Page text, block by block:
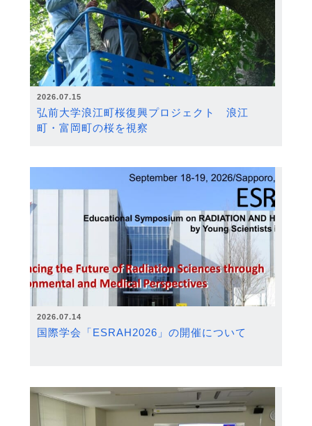
2026.07.15
弘前大学浪江町桜復興プロジェクト 浪江
町・富岡町の桜を視察
2026.07.14
国際学会「ESRAH2026」の開催について